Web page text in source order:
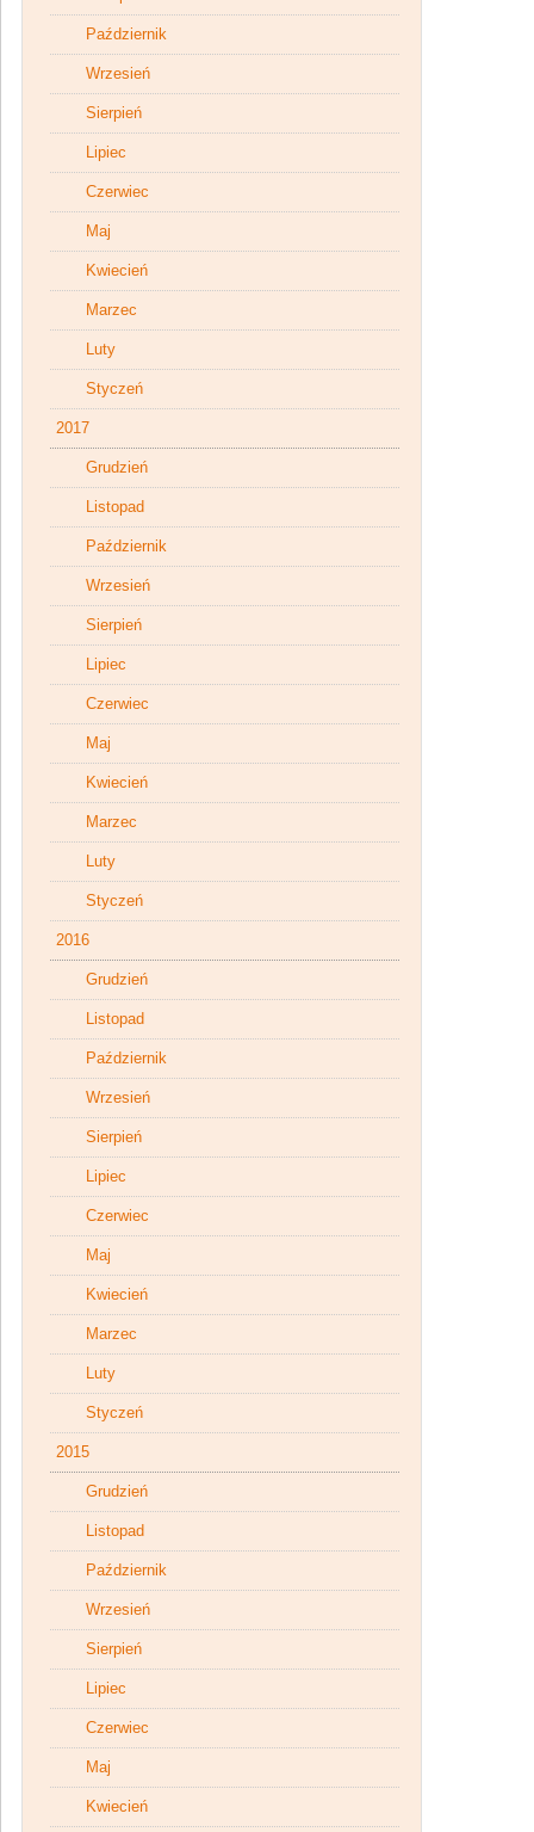
Październik
Wrzesień
Sierpień
Lipiec
Czerwiec
Maj
Kwiecień
Marzec
Luty
Styczeń
2017
Grudzień
Listopad
Październik
Wrzesień
Sierpień
Lipiec
Czerwiec
Maj
Kwiecień
Marzec
Luty
Styczeń
2016
Grudzień
Listopad
Październik
Wrzesień
Sierpień
Lipiec
Czerwiec
Maj
Kwiecień
Marzec
Luty
Styczeń
2015
Grudzień
Listopad
Październik
Wrzesień
Sierpień
Lipiec
Czerwiec
Maj
Kwiecień